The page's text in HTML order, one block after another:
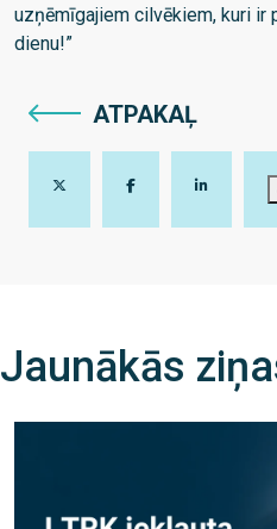
uzņēmīgajiem cilvēkiem, kuri
dienu!”
ATPAKAĻ
Jaunākās